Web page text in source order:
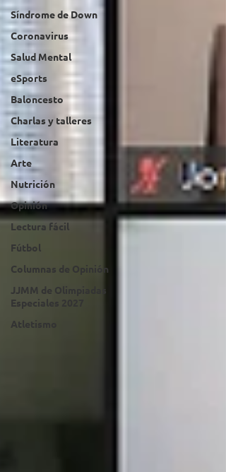
Síndrome de Down
Coronavirus
Salud Mental
eSports
Baloncesto
Charlas y talleres
Literatura
Arte
Nutrición
Opinión
Lectura fácil
Fútbol
Columnas de Opinión
JJMM de Olimpiadas
Especiales 2027
Atletismo